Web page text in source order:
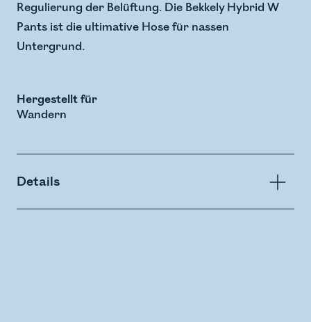
Regulierung der Belüftung. Die Bekkely Hybrid W
Pants ist die ultimative Hose für nassen
Untergrund.
Hergestellt für
Wandern
Details